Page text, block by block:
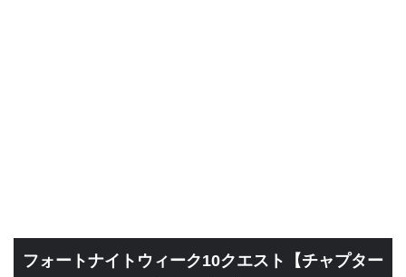
フォートナイトウィーク10クエスト【チャプター